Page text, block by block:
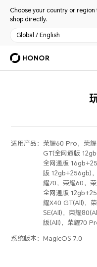
Choose your country or
shop directly.
Global / English
适用产品： 荣耀60 Pro，荣
GT(全网通版
全网通版
版 12gb+256gb)
耀70，荣耀60，
全网通版
耀X40 GT(All)，
SE(All)，荣耀
版(All)，荣耀70
系统版本：MagicOS 7.0